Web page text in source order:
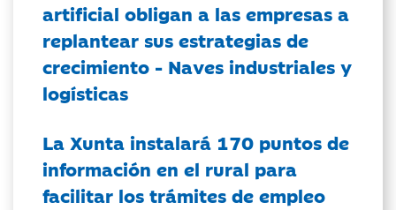
artificial obligan a las empresas a
replantear sus estrategias de
crecimiento - Naves industriales y
logísticas
La Xunta instalará 170 puntos de
información en el rural para
facilitar los trámites de empleo